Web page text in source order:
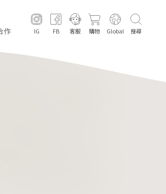
作 IG FB 客服 購物 Global 搜尋